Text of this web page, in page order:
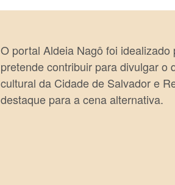
O portal Aldeia Nagô foi
pretende contribuir para divulgar o
cultural da Cidade de Salvador e
destaque para a cena alternativa.